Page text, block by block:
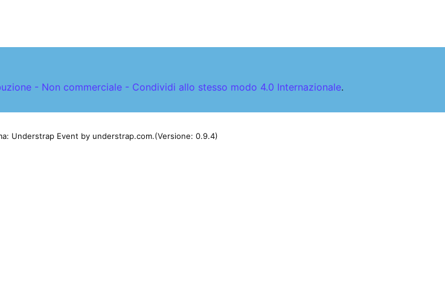
- Non commerciale - Condividi allo stesso modo 4.0 Internazionale.
Understrap Event by understrap.com.(Versione: 0.9.4)